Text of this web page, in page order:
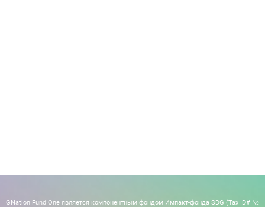
GNation Fund One является компонентным фондом Импакт-фонда SDG (Tax ID# №